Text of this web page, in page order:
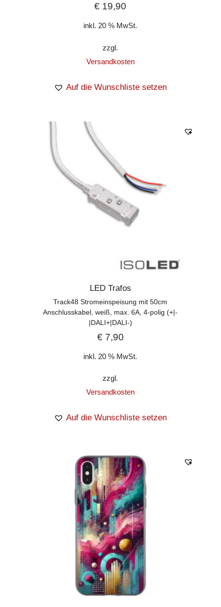
€ 19,90
inkl. 20 % MwSt.
zzgl.
Versandkosten
Auf die Wunschliste setzen
LED Trafos
Track48 Stromeinspeisung mit 50cm
Anschlusskabel, weiß, max. 6A, 4-polig (+|-
|DALI+|DALI-)
€7,90
inkl. 20 % MwSt.
zzgl.
Versandkosten
Auf die Wunschliste setzen